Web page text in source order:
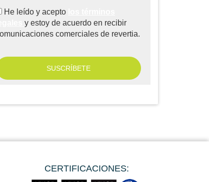
He leído y acepto
y estoy de acuerdo en recibir
comerciales de revertia.
CERTIFICACIONES: